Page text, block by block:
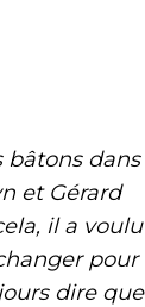
bâtons dans
et Gérard
il a voulu
pour
dire que